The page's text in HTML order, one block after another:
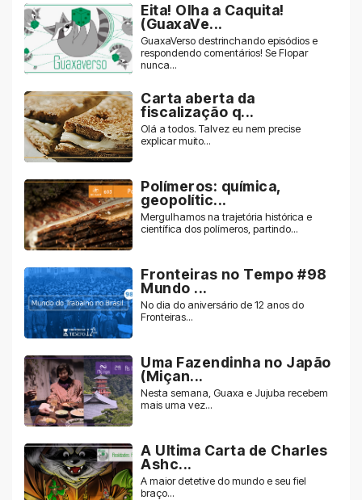
Eita! Olha a Caquita!
(GuaxaVe...
GuaxaVerso destrinchando episódios e
respondendo comentários! Se Flopar
nunca...
Carta aberta da
fiscalização q...
Olá a todos. Talvez eu nem precise
explicar muito...
Polímeros: química,
geopolític...
Mergulhamos na trajetória histórica e
científica dos polímeros, partindo...
Fronteiras no Tempo #98
Mundo ...
No dia do aniversário de 12 anos do
Fronteiras...
Uma Fazendinha no Japão
(Miçan...
Nesta semana, Guaxa e Jujuba recebem
mais uma vez...
A Ultima Carta de Charles
Ashc...
A maior detetive do mundo e seu fiel
braço...